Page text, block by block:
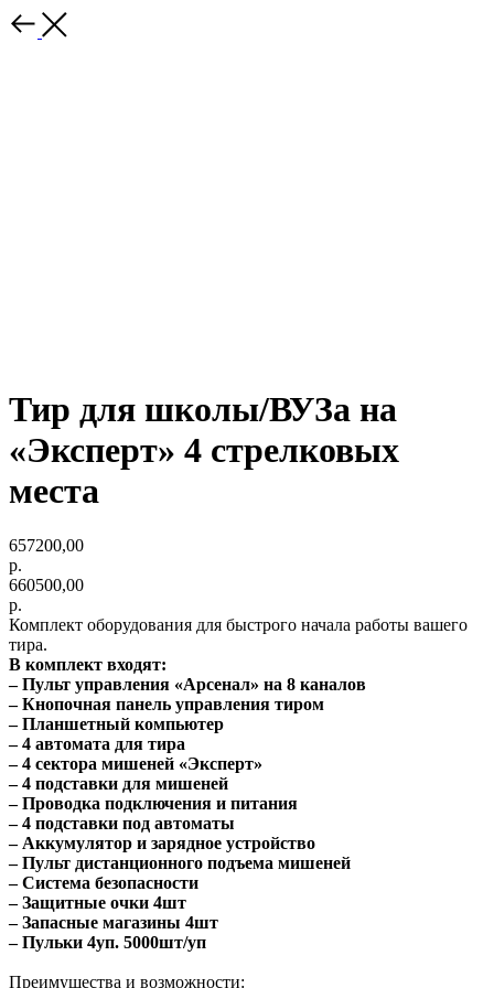
Тир для школы/ВУЗа на
«Эксперт» 4 стрелковых
места
657200,00
р.
660500,00
р.
Комплект оборудования для быстрого начала работы вашего
тира.
В комплект входят:
– Пульт управления «Арсенал» на 8 каналов
– Кнопочная панель управления тиром
– Планшетный компьютер
– 4 автомата для тира
– 4 сектора мишеней «Эксперт»
– 4 подставки для мишеней
– Проводка подключения и питания
– 4 подставки под автоматы
– Аккумулятор и зарядное устройство
– Пульт дистанционного подъема мишеней
– Система безопасности
– Защитные очки 4шт
– Запасные магазины 4шт
– Пульки 4уп. 5000шт/уп
Преимущества и возможности: